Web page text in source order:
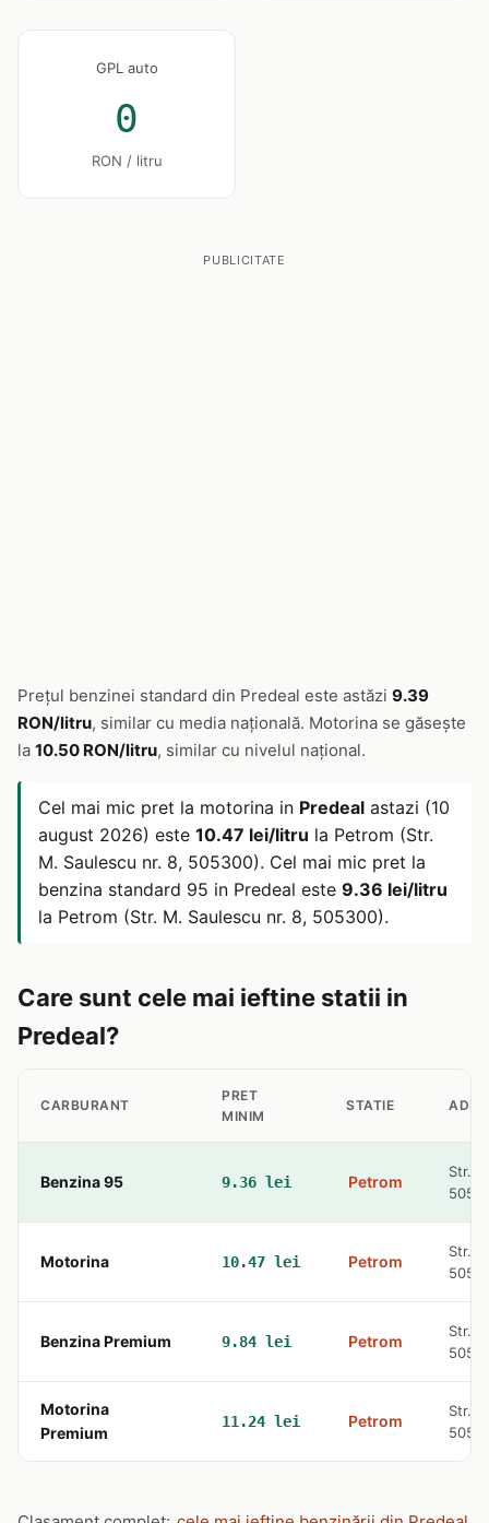
GPL auto
0
RON / litru
PUBLICITATE
Prețul benzinei standard din Predeal este astăzi 9.39
RON/litru, similar cu media națională. Motorina se găsește
la 10.50 RON/litru, similar cu nivelul național.
Cel mai mic pret la motorina in Predeal astazi (10
august 2026) este 10.47 lei/litru la Petrom (Str.
M. Saulescu nr. 8, 505300). Cel mai mic pret la
benzina standard 95 in Predeal este 9.36 lei/litru
la Petrom (Str. M. Saulescu nr. 8, 505300).
Care sunt cele mai ieftine statii in
Predeal?
CARBURANT
PRET
MINIM
STATIE
Benzina 95 9.36 lei Petrom
Str.
Motorina 10.47 lei Petrom
Str.
Benzina Premium 9.84 lei Petrom
Str.
Motorina
Premium
11.24 lei Petrom
Str.